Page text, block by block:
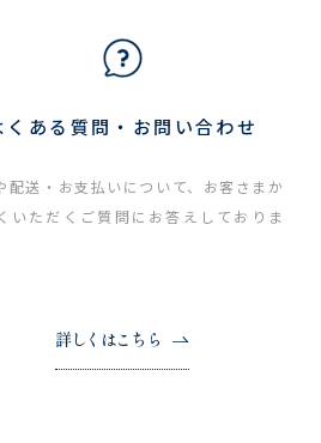
くある質問・お問い合わせ
配送・お支払いについて、お客さまか
いただくご質問にお答えしておりま
詳しくはこちら